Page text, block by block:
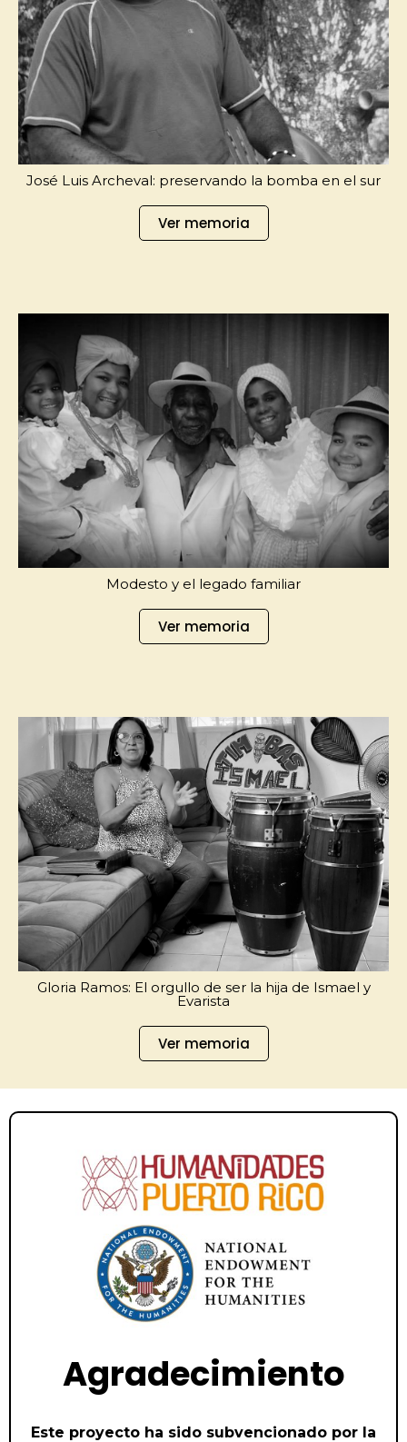
José Luis Archeval: preservando la bomba en el sur
Ver memoria
Modesto y el legado familiar
Ver memoria
Gloria Ramos: El orgullo de ser la hija de Ismael y
Evarista
Ver memoria
Agradecimiento
Este proyecto ha sido subvencionado por la